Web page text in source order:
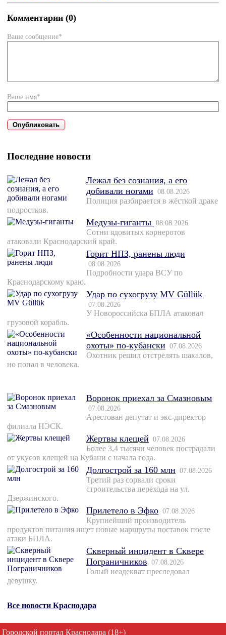
Комментарии (0)
Ваше сообщение*
Ваше имя*
Последние новости
Лежал без сознания, а его
добивали ногами 08.08.2026
Полиция разбирается в жёсткой драке
подростков.
Медузы-гиганты 08.08.2026
Сотни ядовитых корнеротов
атаковали Краснодарский край.
Горит НПЗ, ранены люди
08.08.2026
Подробности удара ВСУ по
Краснодарскому краю.
Удар по сухогрузу MV Güllük
07.08.2026
У Новороссийска БПЛА атаковал
грузовой корабль.
«Особенности национальной
охоты» по-кубански 07.08.2026
Охотник решил отстрелять шакалов,
но попал в человека.
Воронок приехал за Смазновым
07.08.2026
Арестован депутат и экс-директор
филиала НЭСК.
Жертвы клещей 07.08.2026
Более 3,4 тысячи человек пострадали
от укусов клещей на Кубани с начала года.
Долгострой за 160 млн 07.08.2026
Третий раз сорвали сроки
строительства перехода на ул.
Дзержинского.
Прилетело в Эфко 07.08.2026
Крупнейший производитель
продуктов питания ищет новые маршруты поставок после
атаки БПЛА.
Скверный инцидент в Сквере
Пограничников 07.08.2026
Голый неадекват преследовал
девушку.
Все новости Краснодара
Городской портал Краснодара (18+)